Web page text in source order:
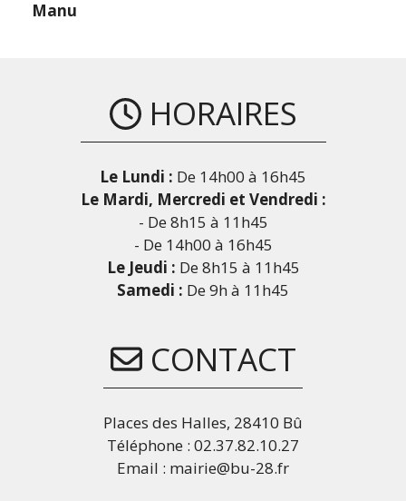
Manu
HORAIRES
Le Lundi : De 14h00 à 16h45
Le Mardi, Mercredi et Vendredi :
- De 8h15 à 11h45
- De 14h00 à 16h45
Le Jeudi : De 8h15 à 11h45
Samedi : De 9h à 11h45
CONTACT
Places des Halles, 28410 Bû
Téléphone : 02.37.82.10.27
Email : mairie@bu-28.fr